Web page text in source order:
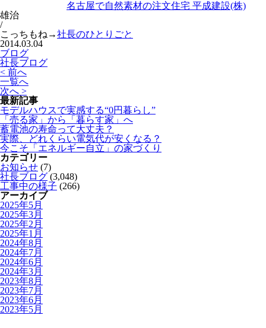
名古屋で自然素材の注文住宅 平成建設(株)
雄治
/
こっちもね→社長のひとりごと
2014.03.04
ブログ
社長ブログ
< 前へ
一覧へ
次へ >
最新記事
モデルハウスで実感する“0円暮らし”
「売る家」から「暮らす家」へ
蓄電池の寿命って大丈夫？
実際、どれくらい電気代が安くなる？
今こそ「エネルギー自立」の家づくり
カテゴリー
お知らせ (7)
社長ブログ (3,048)
工事中の様子 (266)
アーカイブ
2025年5月
2025年3月
2025年2月
2025年1月
2024年8月
2024年7月
2024年6月
2024年3月
2023年8月
2023年7月
2023年6月
2023年5月